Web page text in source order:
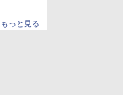
もっと見る